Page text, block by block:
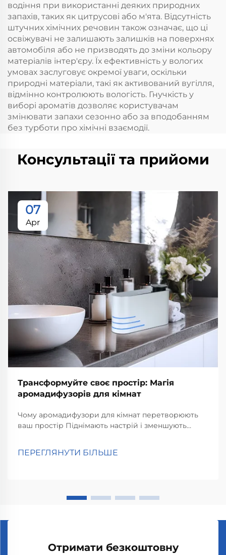
водіння при використанні деяких природних
запахів, таких як цитрусові або м'ята. Відсутність
штучних хімічних речовин також означає, що ці
освіжувачі не залишають залишків на поверхнях
автомобіля або не призводять до зміни кольору
матеріалів інтер'єру. Їх ефективність у вологих
умовах заслуговує окремої уваги, оскільки
природні матеріали, такі як активований вугілля,
відмінно контролюють вологість. Гнучкість у
виборі ароматів дозволяє користувачам
змінювати запахи сезонно або за вподобанням
без турботи про хімічні взаємодії.
Консультації та прийоми
07
Apr
Трансформуйте своє простір: Магія
аромадифузорів для кімнат
Чому аромадифузори для кімнат перетворюють
ваш простір Піднімають настрій і зменшують
згідно з дослідженнями психологів про те, як
ПЕРЕГЛЯНУТИ БІЛЬШЕ
Отримати безкоштовну